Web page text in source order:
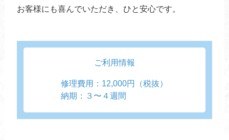
お客様にも喜んでいただき、ひと安心です。
ご利用情報
修理費用：12,000円（税抜）
納期：３〜４週間